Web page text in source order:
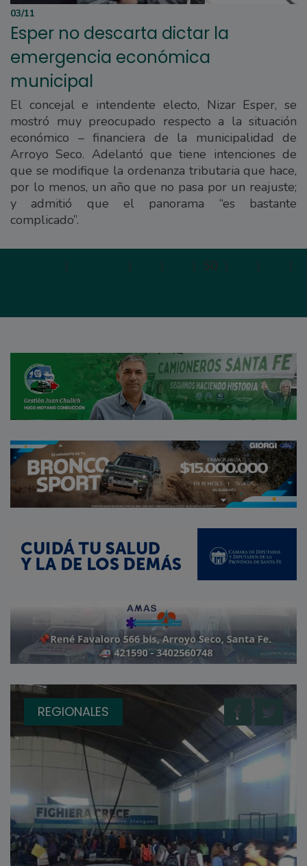
03/11
Esper no descarta dictar la
emergencia económica
municipal
El concejal e intendente electo, Nizar Esper, se
mostró muy preocupado respecto a la situación
económico – financiera de la municipalidad de
Arroyo Seco. Adelantó que tiene intenciones de
que se modifique la ordenanza tributaria que hace,
por lo menos, un año que no pasa por un reajuste;
y admitió que el panorama “es bastante
complicado”.
| | | | 50 | | |
REGIONALES